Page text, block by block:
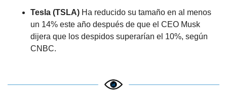
Tesla (TSLA) Ha reducido su tamaño en al menos
un 14% este año después de que el CEO Musk
dijera que los despidos superarían el 10%, según
CNBC.